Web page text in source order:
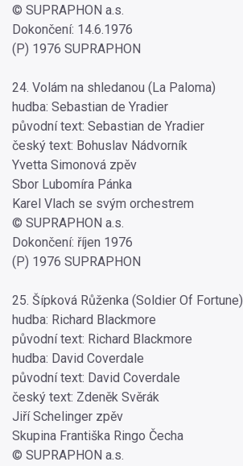
© SUPRAPHON a.s.
Dokončení: 14.6.1976
(P) 1976 SUPRAPHON
24. Volám na shledanou (La Paloma)
hudba: Sebastian de Yradier
původní text: Sebastian de Yradier
český text: Bohuslav Nádvorník
Yvetta Simonová zpěv
Sbor Lubomíra Pánka
Karel Vlach se svým orchestrem
© SUPRAPHON a.s.
Dokončení: říjen 1976
(P) 1976 SUPRAPHON
25. Šípková Růženka (Soldier Of Fortune)
hudba: Richard Blackmore
původní text: Richard Blackmore
hudba: David Coverdale
původní text: David Coverdale
český text: Zdeněk Svěrák
Jiří Schelinger zpěv
Skupina Františka Ringo Čecha
© SUPRAPHON a.s.